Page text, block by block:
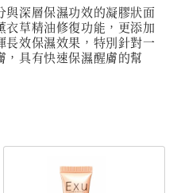
與深層保濕功效的凝膠狀面
衣草精油修復功能，更添加
長效保濕效果，特別針對一
，具有快速保濕醒膚的幫